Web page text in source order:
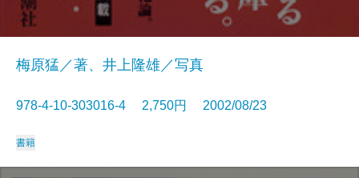
梅原猛／著、井上隆雄／写真
978-4-10-303016-4 2,750円 2002/08/23
書籍